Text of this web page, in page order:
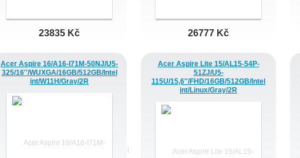
23835 Kč 26777 Kč
Acer Aspire 16/A16-I71M-50NJ/U5-
325/16''/WUXGA/16GB/512GB/Intel
int/W11H/Gray/2R
Acer Aspire Lite 15/AL15-54P-
51ZJ/U5-
115U/15,6''/FHD/16GB/512GB/Intel
int/Linux/Gray/2R